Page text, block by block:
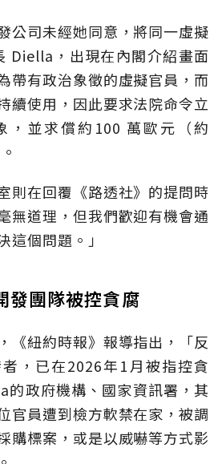
公司未經她同意，將同一虛擬
Diella，出現在內閣介紹畫面
帶有政治象徵的虛擬官員，而
續使用，因此要求法院命令立
，並求償約100 萬歐元（約
則在回覆《路透社》的提問時
無道理，但我們歡迎有機會通
這個問題。」
發團隊被控貪腐
《紐約時報》報導指出，「反
，已在2026年1月被指控貪
的政府機構、國家資訊署，其
官員遭到檢方軟禁在家，被調
購標案，或是以威嚇等方式影